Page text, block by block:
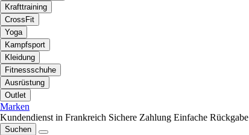
Krafttraining
CrossFit
Yoga
Kampfsport
Kleidung
Fitnessschuhe
Ausrüstung
Outlet
Marken
Kundendienst in Frankreich Sichere Zahlung Einfache Rückgabe
Suchen